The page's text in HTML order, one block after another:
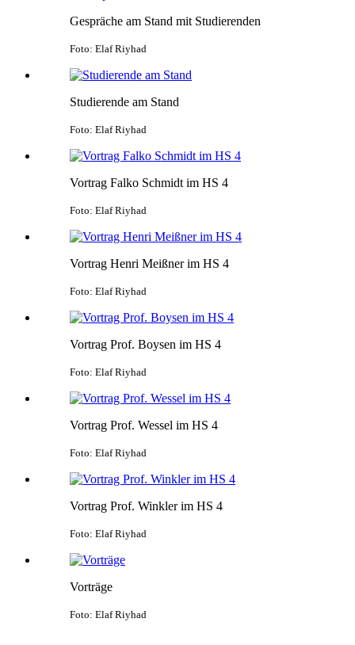
Gespräche am Stand mit Studierenden
Foto: Elaf Riyhad
Studierende am Stand
Foto: Elaf Riyhad
Vortrag Falko Schmidt im HS 4
Foto: Elaf Riyhad
Vortrag Henri Meißner im HS 4
Foto: Elaf Riyhad
Vortrag Prof. Boysen im HS 4
Foto: Elaf Riyhad
Vortrag Prof. Wessel im HS 4
Foto: Elaf Riyhad
Vortrag Prof. Winkler im HS 4
Foto: Elaf Riyhad
Vorträge
Foto: Elaf Riyhad